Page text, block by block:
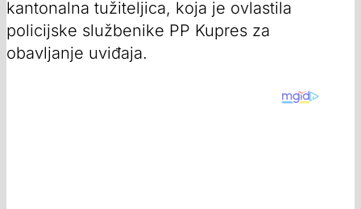
kantonalna tužiteljica, koja je ovlastila
policijske službenike PP Kupres za
obavljanje uviđaja.